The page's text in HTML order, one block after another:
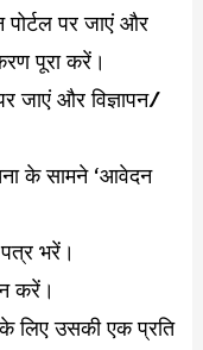
पोर्टल पर जाएं और
पूरा करें।
जाएं और विज्ञापन/
के सामने ‘आवेदन
भरें।
करें।
लिए उसकी एक प्रति